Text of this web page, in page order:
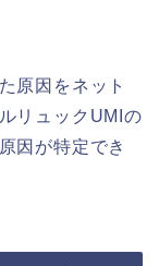
原因をネット
リュックUMIの
因が特定でき